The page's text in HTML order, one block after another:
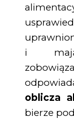
i
oblicza
bierze